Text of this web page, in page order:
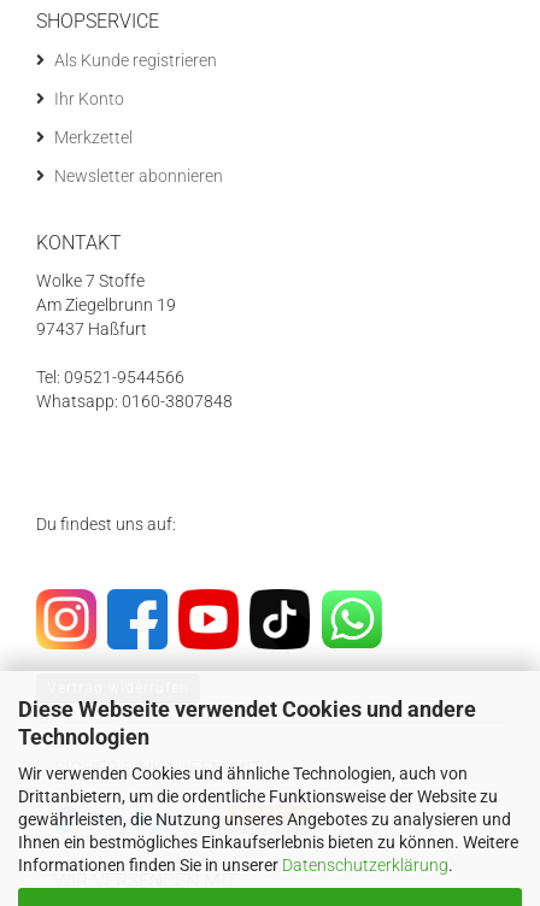
Diese Webseite verwendet Cookies und andere
Technologien
Wir verwenden Cookies und ähnliche Technologien, auch von
Drittanbietern, um die ordentliche Funktionsweise der Website zu
gewährleisten, die Nutzung unseres Angebotes zu analysieren und
Ihnen ein bestmögliches Einkaufserlebnis bieten zu können. Weitere
Informationen finden Sie in unserer Datenschutzerklärung.
SHOPSERVICE
Als Kunde registrieren
Ihr Konto
Merkzettel
Newsletter abonnieren
KONTAKT
Wolke 7 Stoffe
Am Ziegelbrunn 19
97437 Haßfurt
Tel: 09521-9544566
Whatsapp: 0160-3807848
Du findest uns auf:
SICHER EINKAUFEN MIT